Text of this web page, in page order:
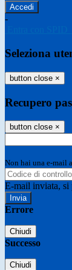
-
Seleziona
button close ×
Recupero
button close ×
Non hai una e-mail
E-mail inviata, si
Errore
Chiudi
Successo
Chiudi